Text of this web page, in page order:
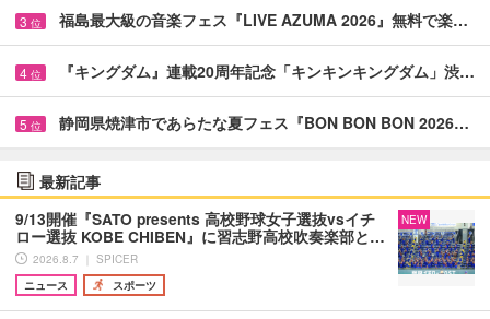
3 位 福島最大級の音楽フェス『LIVE AZUMA 2026』無料で楽…
4 位 『キングダム』連載20周年記念「キンキンキングダム」渋…
5 位 静岡県焼津市であらたな夏フェス『BON BON BON 2026…
最新記事
9/13開催『SATO presents 高校野球女子選抜vsイチ
ロー選抜 KOBE CHIBEN』に習志野高校吹奏楽部と…
2026.8.7 ｜ SPICER
ニュース
スポーツ
NEW